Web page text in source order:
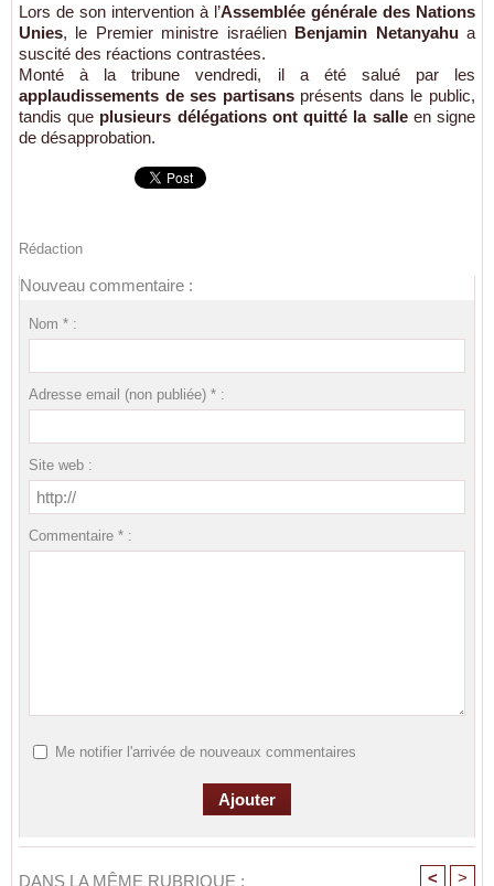
Lors de son intervention à l’Assemblée générale des Nations
Unies, le Premier ministre israélien Benjamin Netanyahua
suscité des réactions contrastées.
Monté à la tribune vendredi, il a été salué par les
applaudissements de ses partisansprésents dans le public,
tandis que plusieurs délégations ont quitté la salleen signe
de désapprobation.
Rédaction
Nouveau commentaire :
Nom * :
Adresse email (non publiée) * :
Site web :
Commentaire * :
Me notifier l'arrivée de nouveaux commentaires
DANS LA MÊME RUBRIQUE : < >